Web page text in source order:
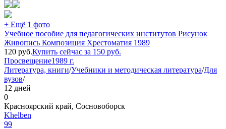
+ Ещё 1 фото
Учебное пособие для педагогических институтов Рисунок
Живопись Композиция Хрестоматия 1989
120 руб.Купить сейчас за 150 руб.
Просвещение1989 г.
Литература, книги/Учебники и методическая литература/Для
вузов/
12 дней
0
Красноярский край, Сосновоборск
Khelben
99